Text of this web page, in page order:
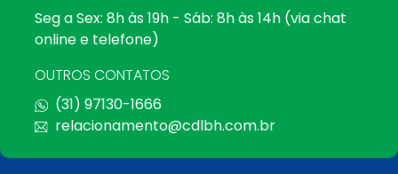
Seg a Sex: 8h às 19h - Sáb: 8h às 14h (via chat
online e telefone)
OUTROS CONTATOS
(31) 97130-1666
relacionamento@cdlbh.com.br